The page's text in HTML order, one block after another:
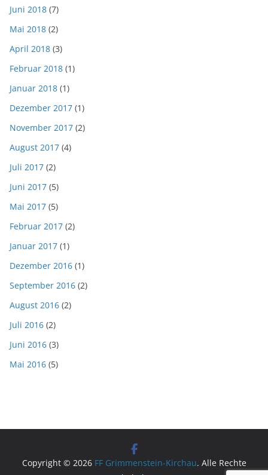
Juni 2018 (7)
Mai 2018 (2)
April 2018 (3)
Februar 2018 (1)
Januar 2018 (1)
Dezember 2017 (1)
November 2017 (2)
August 2017 (4)
Juli 2017 (2)
Juni 2017 (5)
Mai 2017 (5)
Februar 2017 (2)
Januar 2017 (1)
Dezember 2016 (1)
September 2016 (2)
August 2016 (2)
Juli 2016 (2)
Juni 2016 (3)
Mai 2016 (5)
Copyright © 2026 FF Grimmenstein-Kirchau. Alle Rechte